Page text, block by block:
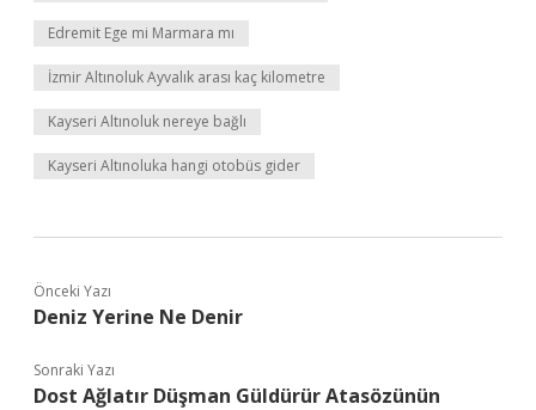
Edremit Ege mi Marmara mı
İzmir Altınoluk Ayvalık arası kaç kilometre
Kayseri Altınoluk nereye bağlı
Kayseri Altınoluka hangi otobüs gider
Önceki Yazı
Deniz Yerine Ne Denir
Sonraki Yazı
Dost Ağlatır Düşman Güldürür Atasözünün